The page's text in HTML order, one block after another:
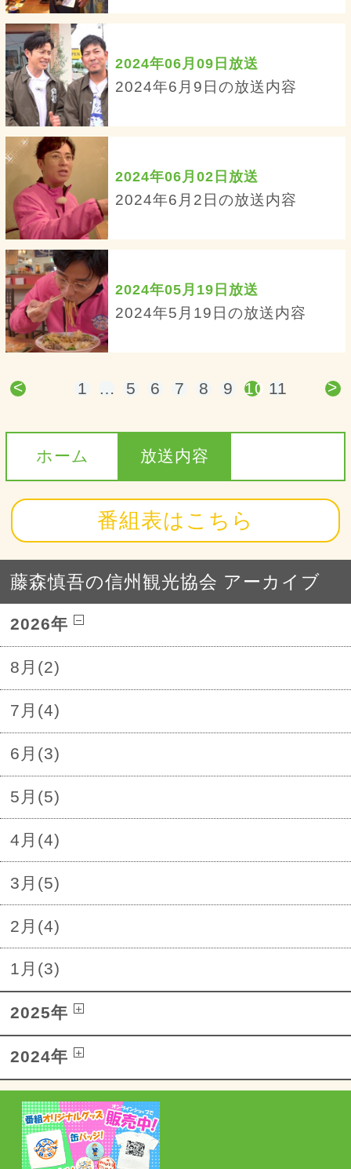
2024年06月09日放送
2024年6月9日の放送内容
2024年06月02日放送
2024年6月2日の放送内容
2024年05月19日放送
2024年5月19日の放送内容
< 1 … 5 6 7 8 9 10 11 >
ホーム 放送内容
番組表はこちら
藤森慎吾の信州観光協会 アーカイブ
2026年
8月(2)
7月(4)
6月(3)
5月(5)
4月(4)
3月(5)
2月(4)
1月(3)
2025年
2024年